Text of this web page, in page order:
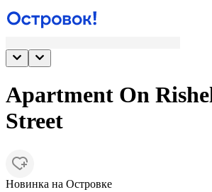
Apartment On
Street
Новинка на Островке